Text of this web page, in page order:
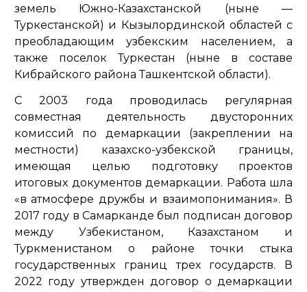
земель Южно-Казахстанской (ныне —
Туркестанской) и Кызылординской областей с
преобладающим узбекским населением, а
также поселок Туркестан (ныне в составе
Кибрайского района Ташкентской области).
С 2003 года проводилась регулярная
совместная деятельность двусторонних
комиссий по демаркации (закреплении на
местности) казахско-узбекской границы,
имеющая целью подготовку проектов
итоговых документов демаркации. Работа шла
«в атмосфере дружбы и взаимопонимания». В
2017 году в Самарканде был подписан договор
между Узбекистаном, Казахстаном и
Туркменистаном о районе точки стыка
государственных границ трех государств. В
2022 году утвержден договор о демаркации